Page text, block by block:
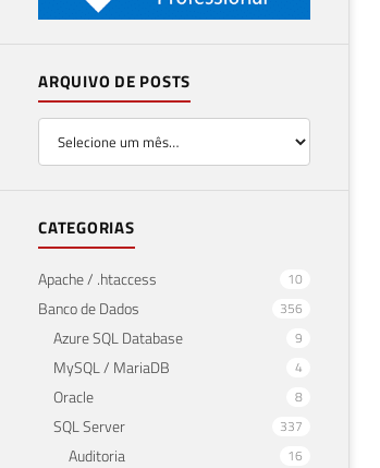
ARQUIVO DE POSTS
CATEGORIAS
Apache / .htaccess 10
Banco de Dados 356
Azure SQL Database 9
MySQL / MariaDB 4
Oracle 8
SQL Server 337
Auditoria 16